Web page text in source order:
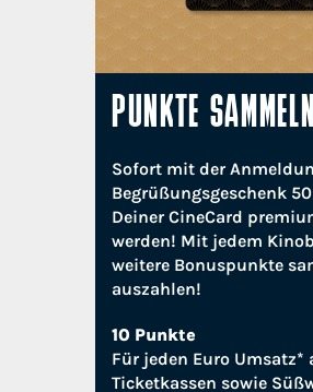
PUNKTE SAMMELN
Sofort mit der
Begrüßungsgeschenk
Deiner CineCard
werden! Mit jedem
weitere Bonuspunkte
auszahlen!
10 Punkte
Für jeden Euro Umsatz*
Ticketkassen sowie